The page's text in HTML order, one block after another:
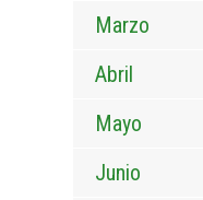
Marzo
Abril
Mayo
Junio